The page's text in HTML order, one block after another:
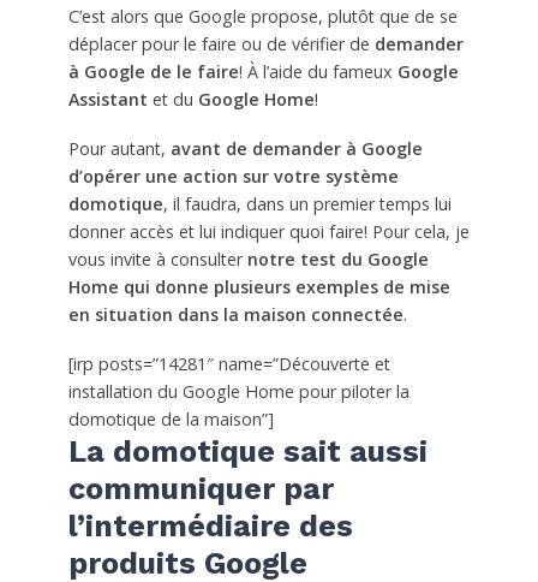
C’est alors que Google propose, plutôt que de se
déplacer pour le faire ou de vérifier de demander
à Google de le faire! À l’aide du fameux Google
Assistant et du Google Home!
Pour autant, avant de demander à Google
d’opérer une action sur votre système
domotique, il faudra, dans un premier temps lui
donner accès et lui indiquer quoi faire! Pour cela, je
vous invite à consulter notre test du Google
Home qui donne plusieurs exemples de mise
en situation dans la maison connectée.
[irp posts=”14281″ name=”Découverte et
installation du Google Home pour piloter la
domotique de la maison”]
La domotique sait aussi
communiquer par
l’intermédiaire des
produits Google